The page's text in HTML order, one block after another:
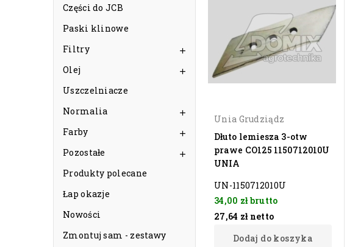
Części do JCB
Paski klinowe
Filtry

Olej 
Uszczelniacze
Normalia

Farby 
Pozostałe 
Produkty polecane
Łap okazje
Nowości
Zmontuj sam - zestawy
Unia Grudziądz
Dłuto lemiesza 3-otw
prawe CO125 1150712010U
UNIA
UN-1150712010U
34,00 złbrutto
27,64 zł netto
Dodaj do koszyka